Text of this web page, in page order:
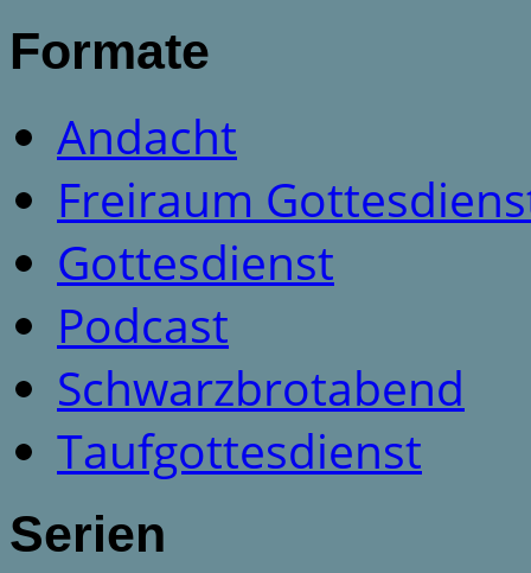
Formate
Andacht
Freiraum
Gottesdienst
Podcast
Schwarzbrotabend
Taufgottesdienst
Serien